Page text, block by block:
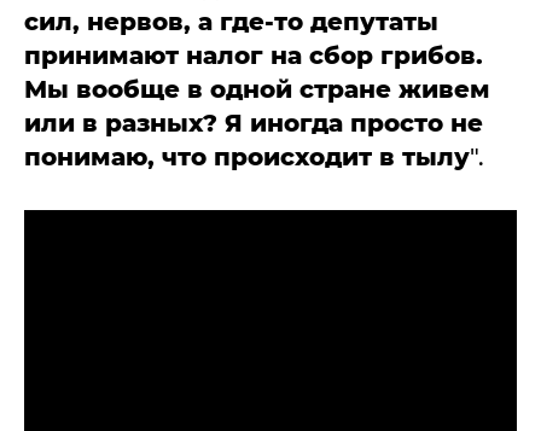
сил, нервов, а где-то депутаты
принимают налог на сбор грибов.
Мы вообще в одной стране живем
или в разных? Я иногда просто не
понимаю, что происходит в тылу".